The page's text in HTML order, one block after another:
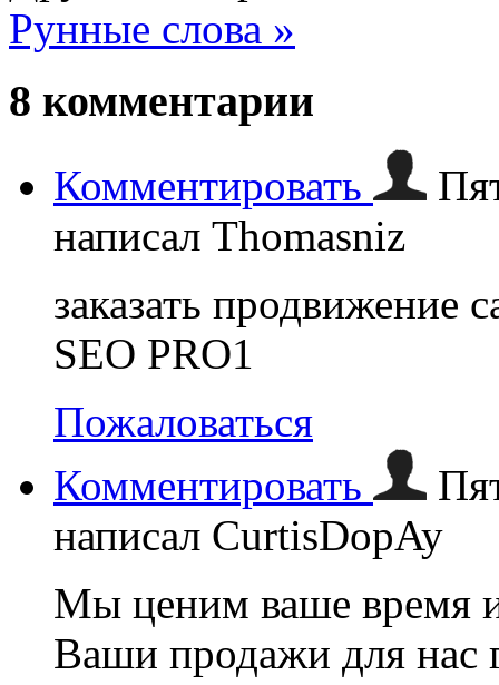
Рунные слова »
8 комментарии
Комментировать
написал Thomasniz
заказать продвижение
SEO PRO1
Пожаловаться
Комментировать
написал CurtisDopAy
Мы ценим ваше время
Ваши продажи для нас